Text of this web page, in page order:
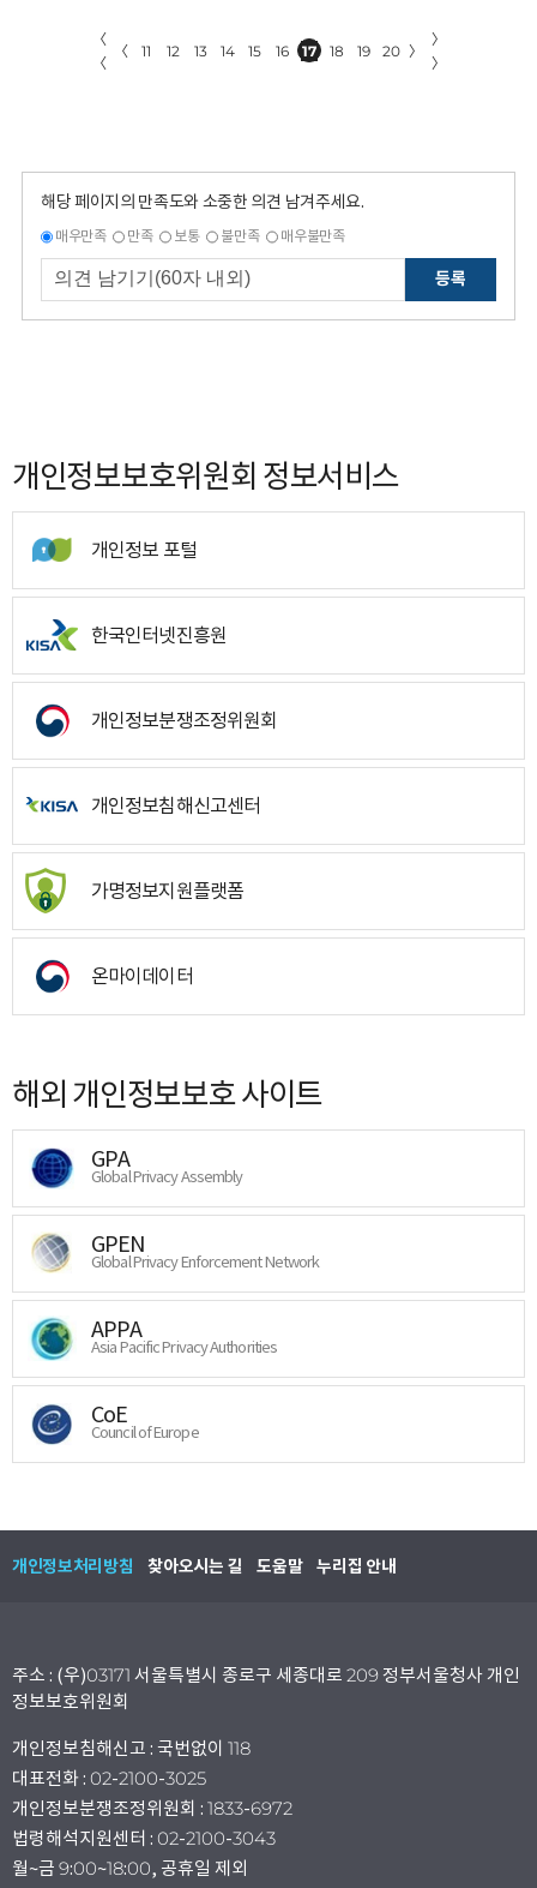
〈
〈
〈 11 12 13 14 15 16 17 18 19 20 〉
〉
〉
해당 페이지의 만족도와 소중한 의견 남겨주세요.
매우만족 만족 보통 불만족 매우불만족
등록
개인정보보호위원회 정보서비스
개인정보 포털
한국인터넷진흥원
개인정보분쟁조정위원회
개인정보침해신고센터
가명정보지원플랫폼
온마이데이터
해외 개인정보보호 사이트
GPA
Global Privacy Assembly
GPEN
Global Privacy Enforcement Network
APPA
Asia Pacific Privacy Authorities
CoE
Council of Europe
개인정보처리방침 찾아오시는 길 도움말 누리집 안내
주소 : (우)03171 서울특별시 종로구 세종대로 209 정부서울청사 개인
정보보호위원회
개인정보침해신고 : 국번없이 118
대표전화 : 02-2100-3025
개인정보분쟁조정위원회 : 1833-6972
법령해석지원센터 : 02-2100-3043
월~금 9:00~18:00, 공휴일 제외